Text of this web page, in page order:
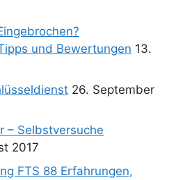
und Bewertungen 13.
26. September
– Selbstversuche
2017
FTS 88 Erfahrungen,